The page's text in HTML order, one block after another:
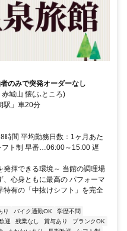
のみで突発オーダーなし
城山 懐(ふところ)
駅」車20分
時間 平均勤務日数：1ヶ月あた
ト制 早番…06:00～15:00 遅
揮できる環境～ 当館の調理場
心身ともに最高の パフォーマ
特有の「中抜けシフト」を完全
り バイク通勤OK
学歴不問
迎 残業なし 賞与あり
ブランクOK